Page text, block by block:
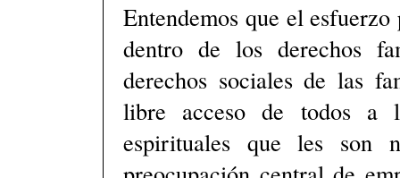
Entendemos que el
dentro de los derechos
derechos sociales de las
libre acceso de todos a
espirituales que les son